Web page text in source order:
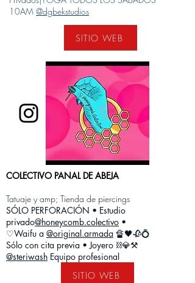
10AM @dgbekstudios
SITIO WEB
COLECTIVO PANAL DE ABEJA
Tatuaje y amp; Tienda de piercings
SÓLO PERFORACIÓN • Estudio
privado@honeycomb.colectivo •
♡Waifu a @original.armada 🔏🖤🥀💍
Sólo con cita previa • Joyero ⛓️💎⚒️
@steriwash Equipo profesional
SITIO WEB